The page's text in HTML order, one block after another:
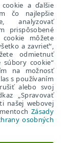
a ďalšie
čo najlepšie
analyzovať
prispôsobené
môžete
a zavrieť“,
odmietnuť
súbory cookie“
na možnosť
s používaním
alebo svoj
„Spravovať
našej webovej
Zásady
osobných